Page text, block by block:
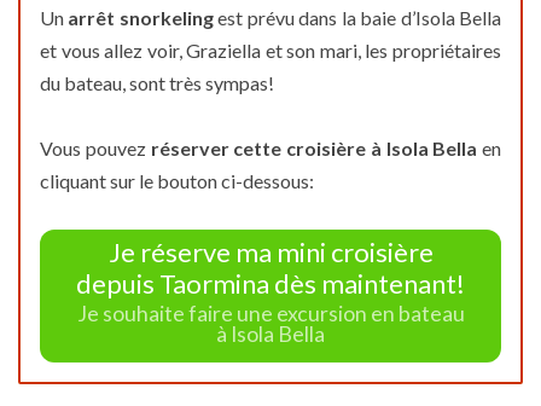
Un arrêt snorkelingest prévu dans la baie d’Isola Bella
et vous allez voir, Graziella et son mari, les propriétaires
du bateau, sont très sympas!
Vous pouvezréserver cette croisière à Isola Bella en
cliquant sur le bouton ci-dessous:
Je réserve ma mini croisière
depuis Taormina dès maintenant!
Je souhaite faire une excursion en bateau
à Isola Bella